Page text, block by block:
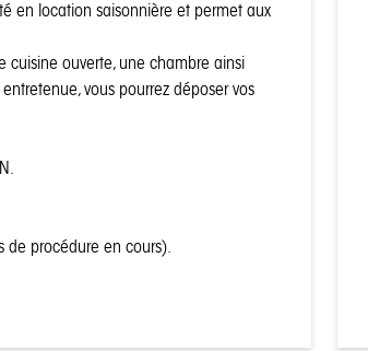
en location saisonnière et permet aux
ouverte, une chambre ainsi
vous pourrez déposer vos
procédure en cours).